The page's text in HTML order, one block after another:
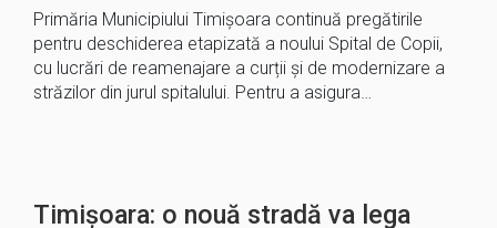
Primăria Municipiului Timișoara continuă pregătirile
pentru deschiderea etapizată a noului Spital de Copii,
cu lucrări de reamenajare a curții și de modernizare a
străzilor din jurul spitalului. Pentru a asigura…
Timișoara: o nouă stradă va lega